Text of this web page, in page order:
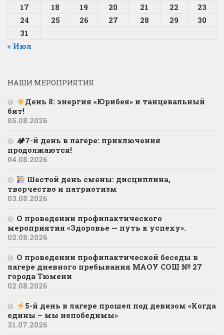
17
18 19 20 21 22
23
24
25 26 27 28 29
30
31
« Июл
НАШИ МЕРОПРИЯТИЯ
День 8: энергия «Юрибея» и танцевальный
бит!
05.08.2026
🏕7-й день в лагере: приключения
продолжаются!
04.08.2026
Шестой день смены: дисциплина,
творчество и патриотизм
03.08.2026
О проведении профилактического
мероприятия «Здоровье — путь к успеху».
02.08.2026
О проведении профилактической беседы в
лагере дневного пребывания МАОУ СОШ № 27
города Тюмени
02.08.2026
5-й день в лагере прошел под девизом «Когда
едины – мы непобедимы»
31.07.2026